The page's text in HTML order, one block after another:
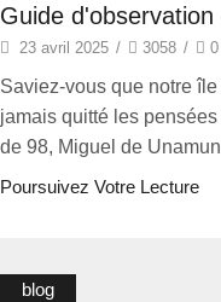
Guide
23 avril 2025 / 3058 / 0
Saviez-vous que notre
jamais quitté les
de 98, Miguel de
Poursuivez Votre Lecture
blog